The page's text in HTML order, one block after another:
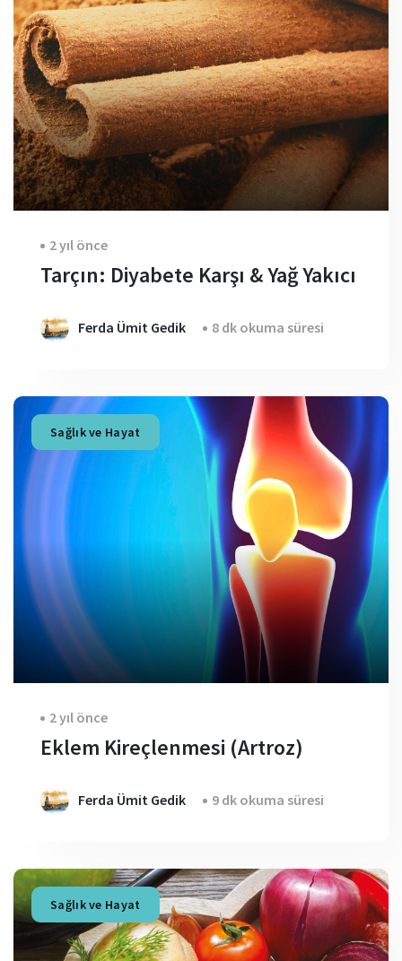
2 yıl önce
Tarçın: Diyabete Karşı & Yağ Yakıcı
Ferda Ümit Gedik 8 dk okuma süresi
Sağlık ve Hayat
2 yıl önce
Eklem Kireçlenmesi (Artroz)
Ferda Ümit Gedik 9 dk okuma süresi
Sağlık ve Hayat